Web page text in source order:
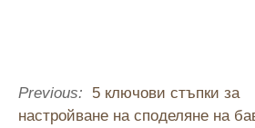
Previous:
5 ключови стъпки за
настройване на споделяне на